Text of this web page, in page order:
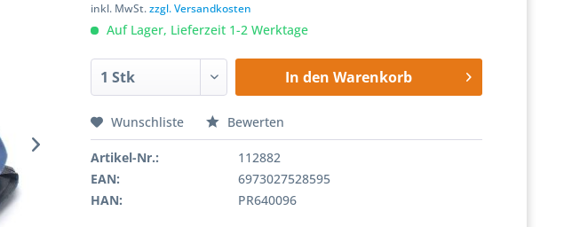
inkl. MwSt.zzgl. Versandkosten
Auf Lager, Lieferzeit 1-2 Werktage
In den Warenkorb
Wunschliste Bewerten
Artikel-Nr.:
112882
EAN:
6973027528595
HAN:
PR640096